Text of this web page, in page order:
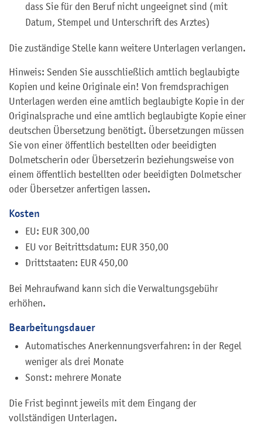
dass Sie für den Beruf nicht ungeeignet sind (mit
Datum, Stempel und Unterschrift des Arztes)
Die zuständige Stelle kann weitere Unterlagen verlangen.
Hinweis: Senden Sie ausschließlich amtlich beglaubigte
Kopien und keine Originale ein! Von fremdsprachigen
Unterlagen werden eine amtlich beglaubigte Kopie in der
Originalsprache und eine amtlich beglaubigte Kopie einer
deutschen Übersetzung benötigt. Übersetzungen müssen
Sie von einer öffentlich bestellten oder beeidigten
Dolmetscherin oder Übersetzerin beziehungsweise von
einem öffentlich bestellten oder beeidigten Dolmetscher
oder Übersetzer anfertigen lassen.
Kosten
EU: EUR 300,00
EU vor Beitrittsdatum: EUR 350,00
Drittstaaten: EUR 450,00
Bei Mehraufwand kann sich die Verwaltungsgebühr
erhöhen.
Bearbeitungsdauer
Automatisches Anerkennungsverfahren: in der Regel
weniger als drei Monate
Sonst: mehrere Monate
Die Frist beginnt jeweils mit dem Eingang der
vollständigen Unterlagen.